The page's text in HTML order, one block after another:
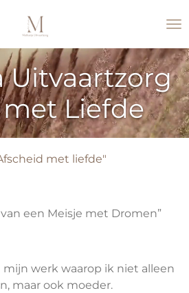
Uitvaartzorg
Liefde
met liefde"
een Meisje met Dromen”
werk waarop ik niet alleen
maar ook moeder.